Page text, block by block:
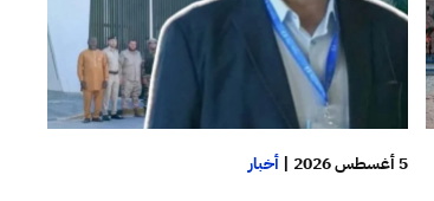
5 أغسطس 2026 |أخبار